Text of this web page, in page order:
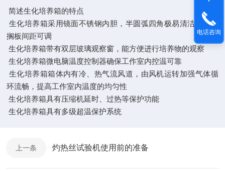
简述生化培养箱的特点
生化培养箱采用镜面不锈钢内胆，半圆弧四角极易清洁，箱内
搁板间距可调
生化培养箱带有双层玻璃观察窗，能方便进行培养物的观察
生化培养箱微电脑温度控制器确保工作室内控温可靠
生化培养箱箱体内有冷、热气流风道，由风机运转加强气体循
环流畅，提高工作室内温度的均匀性
生化培养箱具有压缩机延时、过热等保护功能
生化培养箱具有多级超温保护系统
上一条 灼热丝试验机使用前的准备
电话咨询